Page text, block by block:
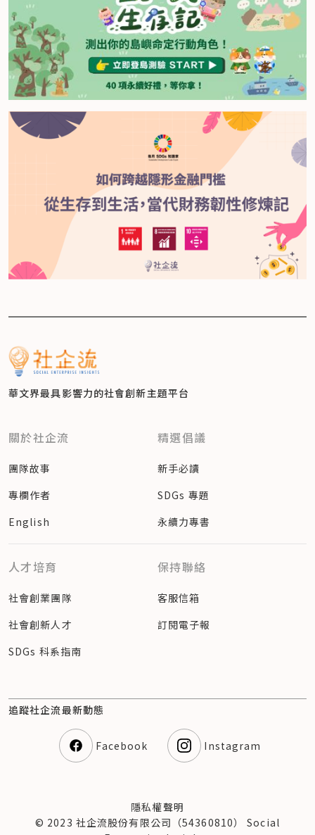
華文界最具影響力的社會創新主題平台
關於社企流
團隊故事
專欄作者
English
精選倡議
新手必讀
SDGs 專題
永續力專書
人才培育
社會創業團隊
社會創新人才
SDGs 科系指南
保持聯絡
客服信箱
訂閱電子報
追蹤社企流最新動態
Facebook Instagram
隱私權聲明
© 2023 社企流股份有限公司（54360810） Social